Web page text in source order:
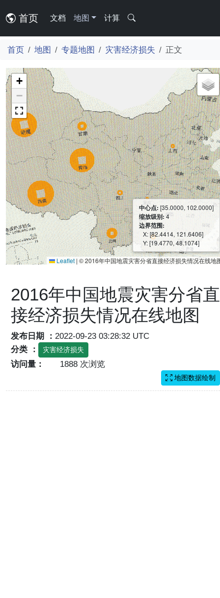
首页 文档 地图 计算
首页 地图 专题地图 灾害经济损失 正文
+
−
中心点: [35.0000, 102.0000]
缩放级别:4
边界范围:
X: [82.4414, 121.6406]
Y: [19.4770, 48.1074]
Leaflet | © 2016年中国地震灾害分省直接经济损失情况在线地
2016年中国地震灾害分省直
接经济损失情况在线地图
发布日期 ： 2022-09-23 03:28:32 UTC
分类 ：
灾害经济损失
访问量： 1888 次浏览
地图数据绘制